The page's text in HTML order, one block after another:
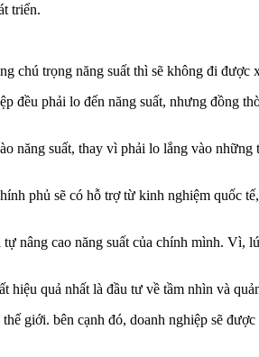
triển.
chú trọng năng suất thì sẽ không đi được
đều phải lo đến năng suất, nhưng đồng
năng suất, thay vì phải lo lắng vào
phủ sẽ có hỗ trợ từ kinh nghiệm quốc
nâng cao năng suất của chính mình. Vì,
quả nhất là đầu tư về tầm nhìn và
giới. bên cạnh đó, doanh nghiệp sẽ